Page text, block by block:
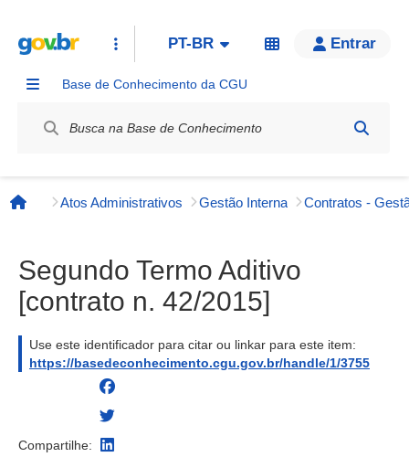
PT-BR Entrar
Base de Conhecimento da CGU
Página inicial
Atos Administrativos Gestão Interna Contratos -
Segundo Termo Aditivo
[contrato n. 42/2015]
Use este identificador para citar ou linkar para este item:
https://basedeconhecimento.cgu.gov.br/handle/1/3755
Compartilhe: